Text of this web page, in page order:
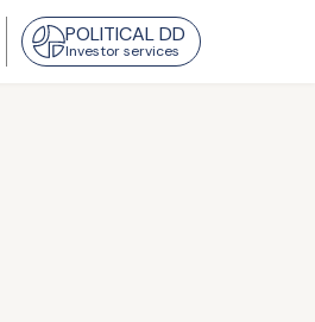
POLITICAL DD
Investor services